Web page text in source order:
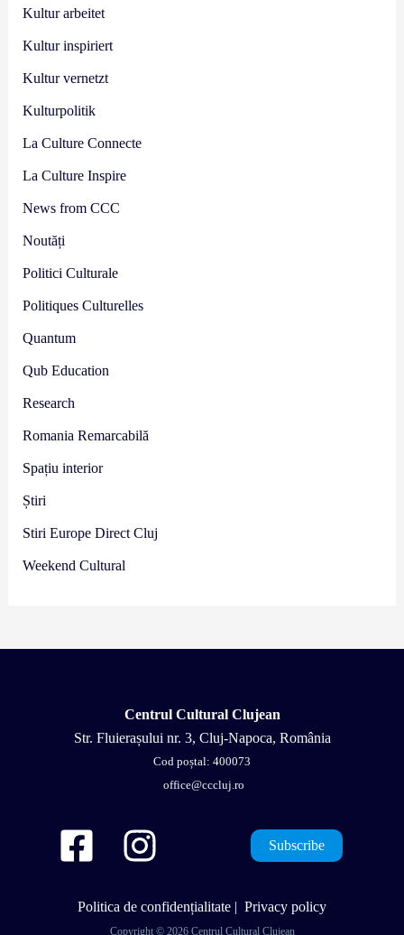
Kultur arbeitet
Kultur inspiriert
Kultur vernetzt
Kulturpolitik
La Culture Connecte
La Culture Inspire
News from CCC
Noutăți
Politici Culturale
Politiques Culturelles
Quantum
Qub Education
Research
Romania Remarcabilă
Spațiu interior
Știri
Stiri Europe Direct Cluj
Weekend Cultural
Centrul Cultural Clujean
Str. Fluierașului nr. 3, Cluj-Napoca, România
Cod poștal: 400073
office@cccluj.ro
Subscribe
Politica de confidențialitate | Privacy policy
Copyright © 2026 Centrul Cultural Clujean